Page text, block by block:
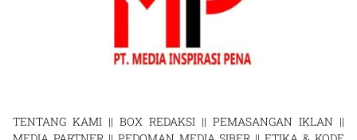
TENTANG KAMI || BOX REDAKSI || PEMASANGAN IKLAN ||